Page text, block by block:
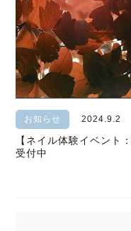
お知らせ 2024.9.2
【ネイル体験イベント
受付中